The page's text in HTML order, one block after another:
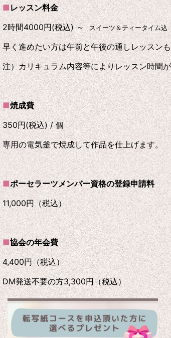
■レッスン料金
2時間4000円(税込) ～スイーツ＆ティータイム込
早く進めたい方は午前と午後の通しレッスン
注）カリキュラム内容等によりレッスン時間
■焼成費
350円(税込) / 個
専用の電気釜で焼成して作品を仕上げます。
■ポーセラーツメンバー資格の登録申請料
11,000円（税込）
■協会の年会費
4,400円（税込）
DM発送不要の方3,300円（税込）